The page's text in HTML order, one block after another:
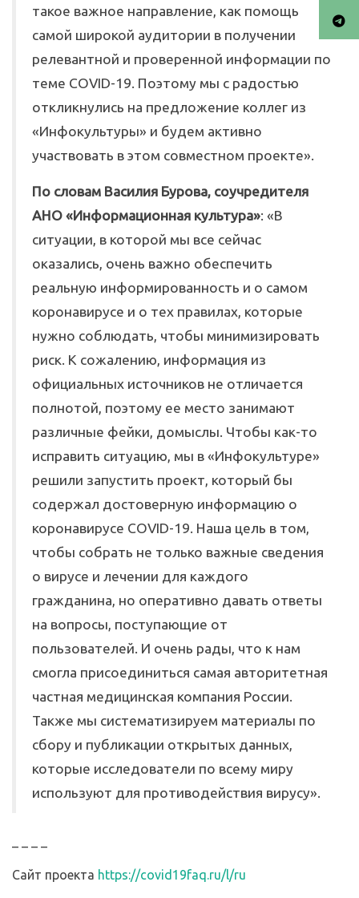
такое важное направление, как помощь
самой широкой аудитории в получении
релевантной и проверенной информации по
теме COVID-19. Поэтому мы с радостью
откликнулись на предложение коллег из
«Инфокультуры» и будем активно
участвовать в этом совместном проекте».
По словам Василия Бурова, соучредителя
АНО «Информационная культура»: «В
ситуации, в которой мы все сейчас
оказались, очень важно обеспечить
реальную информированность и о самом
коронавирусе и о тех правилах, которые
нужно соблюдать, чтобы минимизировать
риск. К сожалению, информация из
официальных источников не отличается
полнотой, поэтому ее место занимают
различные фейки, домыслы. Чтобы как-то
исправить ситуацию, мы в «Инфокультуре»
решили запустить проект, который бы
содержал достоверную информацию о
коронавирусе COVID-19. Наша цель в том,
чтобы собрать не только важные сведения
о вирусе и лечении для каждого
гражданина, но оперативно давать ответы
на вопросы, поступающие от
пользователей. И очень рады, что к нам
смогла присоединиться самая авторитетная
частная медицинская компания России.
Также мы систематизируем материалы по
сбору и публикации открытых данных,
которые исследователи по всему миру
используют для противодействия вирусу».
Сайт проекта https://covid19faq.ru/l/ru